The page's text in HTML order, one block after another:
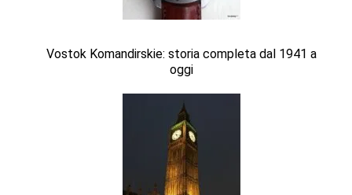
Vostok Komandirskie: storia completa dal 1941 a
oggi